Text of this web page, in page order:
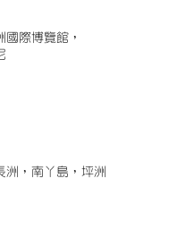
際博覽館，
洲，南丫島，坪洲